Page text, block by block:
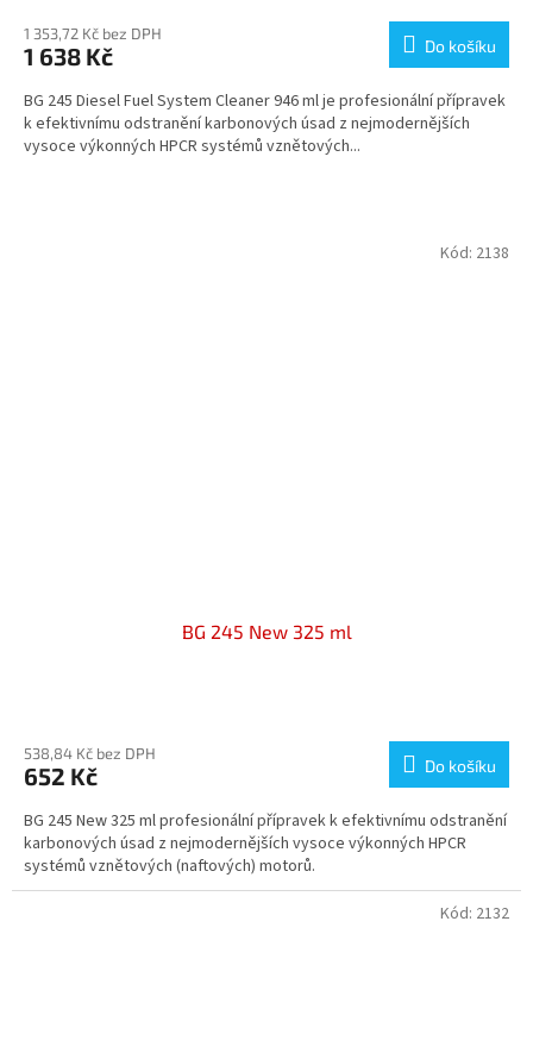
produktu
je
z
5
hvězdiček.
1 353,72 Kč bez DPH
1 638 Kč Do košíku
BG 245 Diesel Fuel System Cleaner 946 ml je profesionální přípravek
k efektivnímu odstranění karbonových úsad z nejmodernějších
vysoce výkonných HPCR systémů vznětových...
BG 245 New 325 ml
produktu
je
z
5
hvězdiček.
538,84 Kč bez DPH
652 Kč Do košíku
BG 245 New 325 ml profesionální přípravek k efektivnímu odstranění
karbonových úsad z nejmodernějších vysoce výkonných HPCR
systémů vznětových (naftových) motorů.
Kód: 2138
Kód: 2132